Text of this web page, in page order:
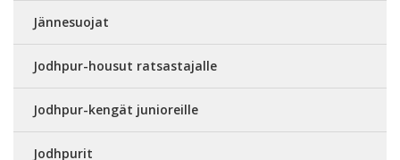
Jännesuojat
Jodhpur-housut ratsastajalle
Jodhpur-kengät junioreille
Jodhpurit